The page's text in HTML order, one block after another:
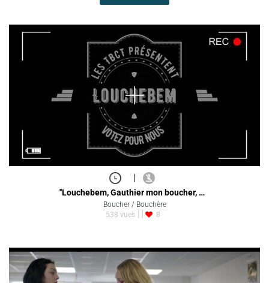
|
''Louchebem, Gauthier mon boucher, …
Boucher / Bouchère
538 vues
8